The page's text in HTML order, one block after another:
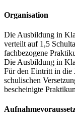
Organisation
Die Ausbildung in
verteilt auf 1,5
fachbezogene
Die Ausbildung in
Für den Eintritt in die
schulischen
bescheinigte